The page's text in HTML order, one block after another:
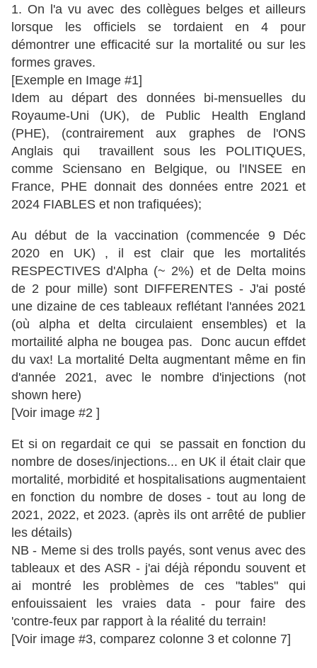
1. On l'a vu avec des collègues belges et ailleurs
lorsque les officiels se tordaient en 4 pour
démontrer une efficacité sur la mortalité ou sur les
formes graves.
[Exemple en Image #1]
Idem au départ des données bi-mensuelles du
Royaume-Uni (UK), de Public Health England
(PHE), (contrairement aux graphes de l'ONS
Anglais qui travaillent sous les POLITIQUES,
comme Sciensano en Belgique, ou l'INSEE en
France, PHE donnait des données entre 2021 et
2024 FIABLES et non trafiquées);
Au début de la vaccination (commencée 9 Déc
2020 en UK) , il est clair que les mortalités
RESPECTIVES d'Alpha (~ 2%) et de Delta moins
de 2 pour mille) sont DIFFERENTES - J'ai posté
une dizaine de ces tableaux reflétant l'années 2021
(où alpha et delta circulaient ensembles) et la
mortailité alpha ne bougea pas. Donc aucun effdet
du vax! La mortalité Delta augmentant même en fin
d'année 2021, avec le nombre d'injections (not
shown here)
[Voir image #2 ]
Et si on regardait ce qui se passait en fonction du
nombre de doses/injections... en UK il était clair que
mortalité, morbidité et hospitalisations augmentaient
en fonction du nombre de doses - tout au long de
2021, 2022, et 2023. (après ils ont arrêté de publier
les détails)
NB - Meme si des trolls payés, sont venus avec des
tableaux et des ASR - j'ai déjà répondu souvent et
ai montré les problèmes de ces "tables" qui
enfouissaient les vraies data - pour faire des
'contre-feux par rapport à la réalité du terrain!
[Voir image #3, comparez colonne 3 et colonne 7]